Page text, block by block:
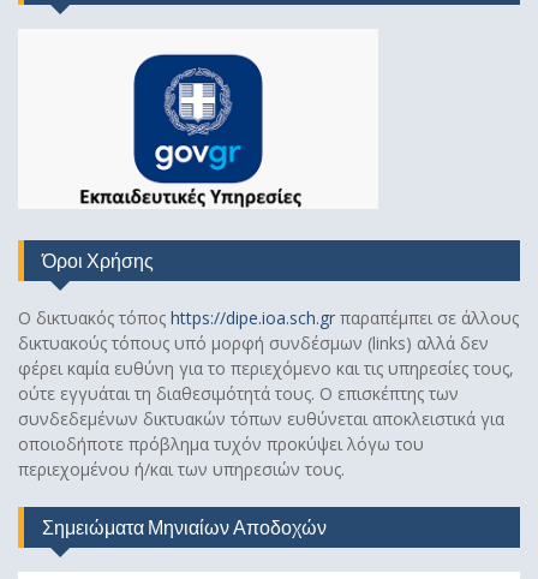
Όροι Χρήσης
Ο δικτυακός τόπος https://dipe.ioa.sch.gr παραπέμπει σε άλλους
δικτυακούς τόπους υπό μορφή συνδέσμων (links) αλλά δεν
φέρει καμία ευθύνη για το περιεχόμενο και τις υπηρεσίες τους,
ούτε εγγυάται τη διαθεσιμότητά τους. Ο επισκέπτης των
συνδεδεμένων δικτυακών τόπων ευθύνεται αποκλειστικά για
οποιοδήποτε πρόβλημα τυχόν προκύψει λόγω του
περιεχομένου ή/και των υπηρεσιών τους.
Σημειώματα Μηνιαίων Αποδοχών